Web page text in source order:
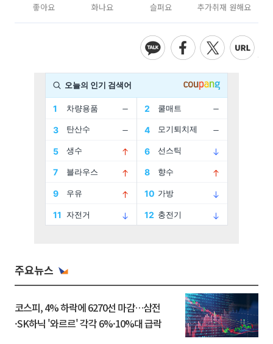
좋아요 화나요 슬퍼요 추가취재 원해요
주요뉴스
코스피, 4% 하락에 6270선 마감…삼전
·SK하닉 '와르르' 각각 6%·10%대 급락